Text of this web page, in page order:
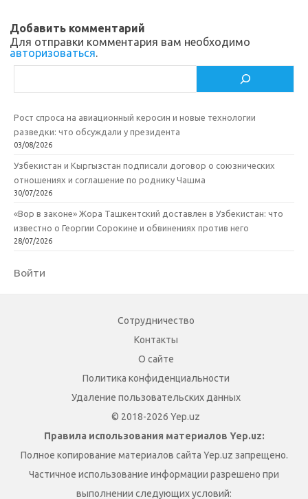
Добавить комментарий
Для отправки комментария вам необходимо
авторизоваться.
Рост спроса на авиационный керосин и новые технологии
разведки: что обсуждали у президента
03/08/2026
Узбекистан и Кыргызстан подписали договор о союзнических
отношениях и соглашение по роднику Чашма
30/07/2026
«Вор в законе» Жора Ташкентский доставлен в Узбекистан: что
известно о Георгии Сорокине и обвинениях против него
28/07/2026
Войти
Сотрудничество
Контакты
О сайте
Политика конфиденциальности
Удаление пользовательских данных
© 2018-2026 Yep.uz
Правила использования материалов Yep.uz:
Полное копирование материалов сайта Yep.uz запрещено.
Частичное использование информации разрешено при
выполнении следующих условий: